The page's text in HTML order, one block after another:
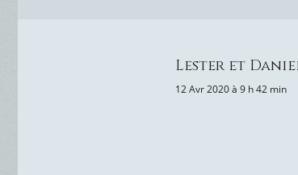
Lester et
12 Avr 2020 à 9 h 42 min